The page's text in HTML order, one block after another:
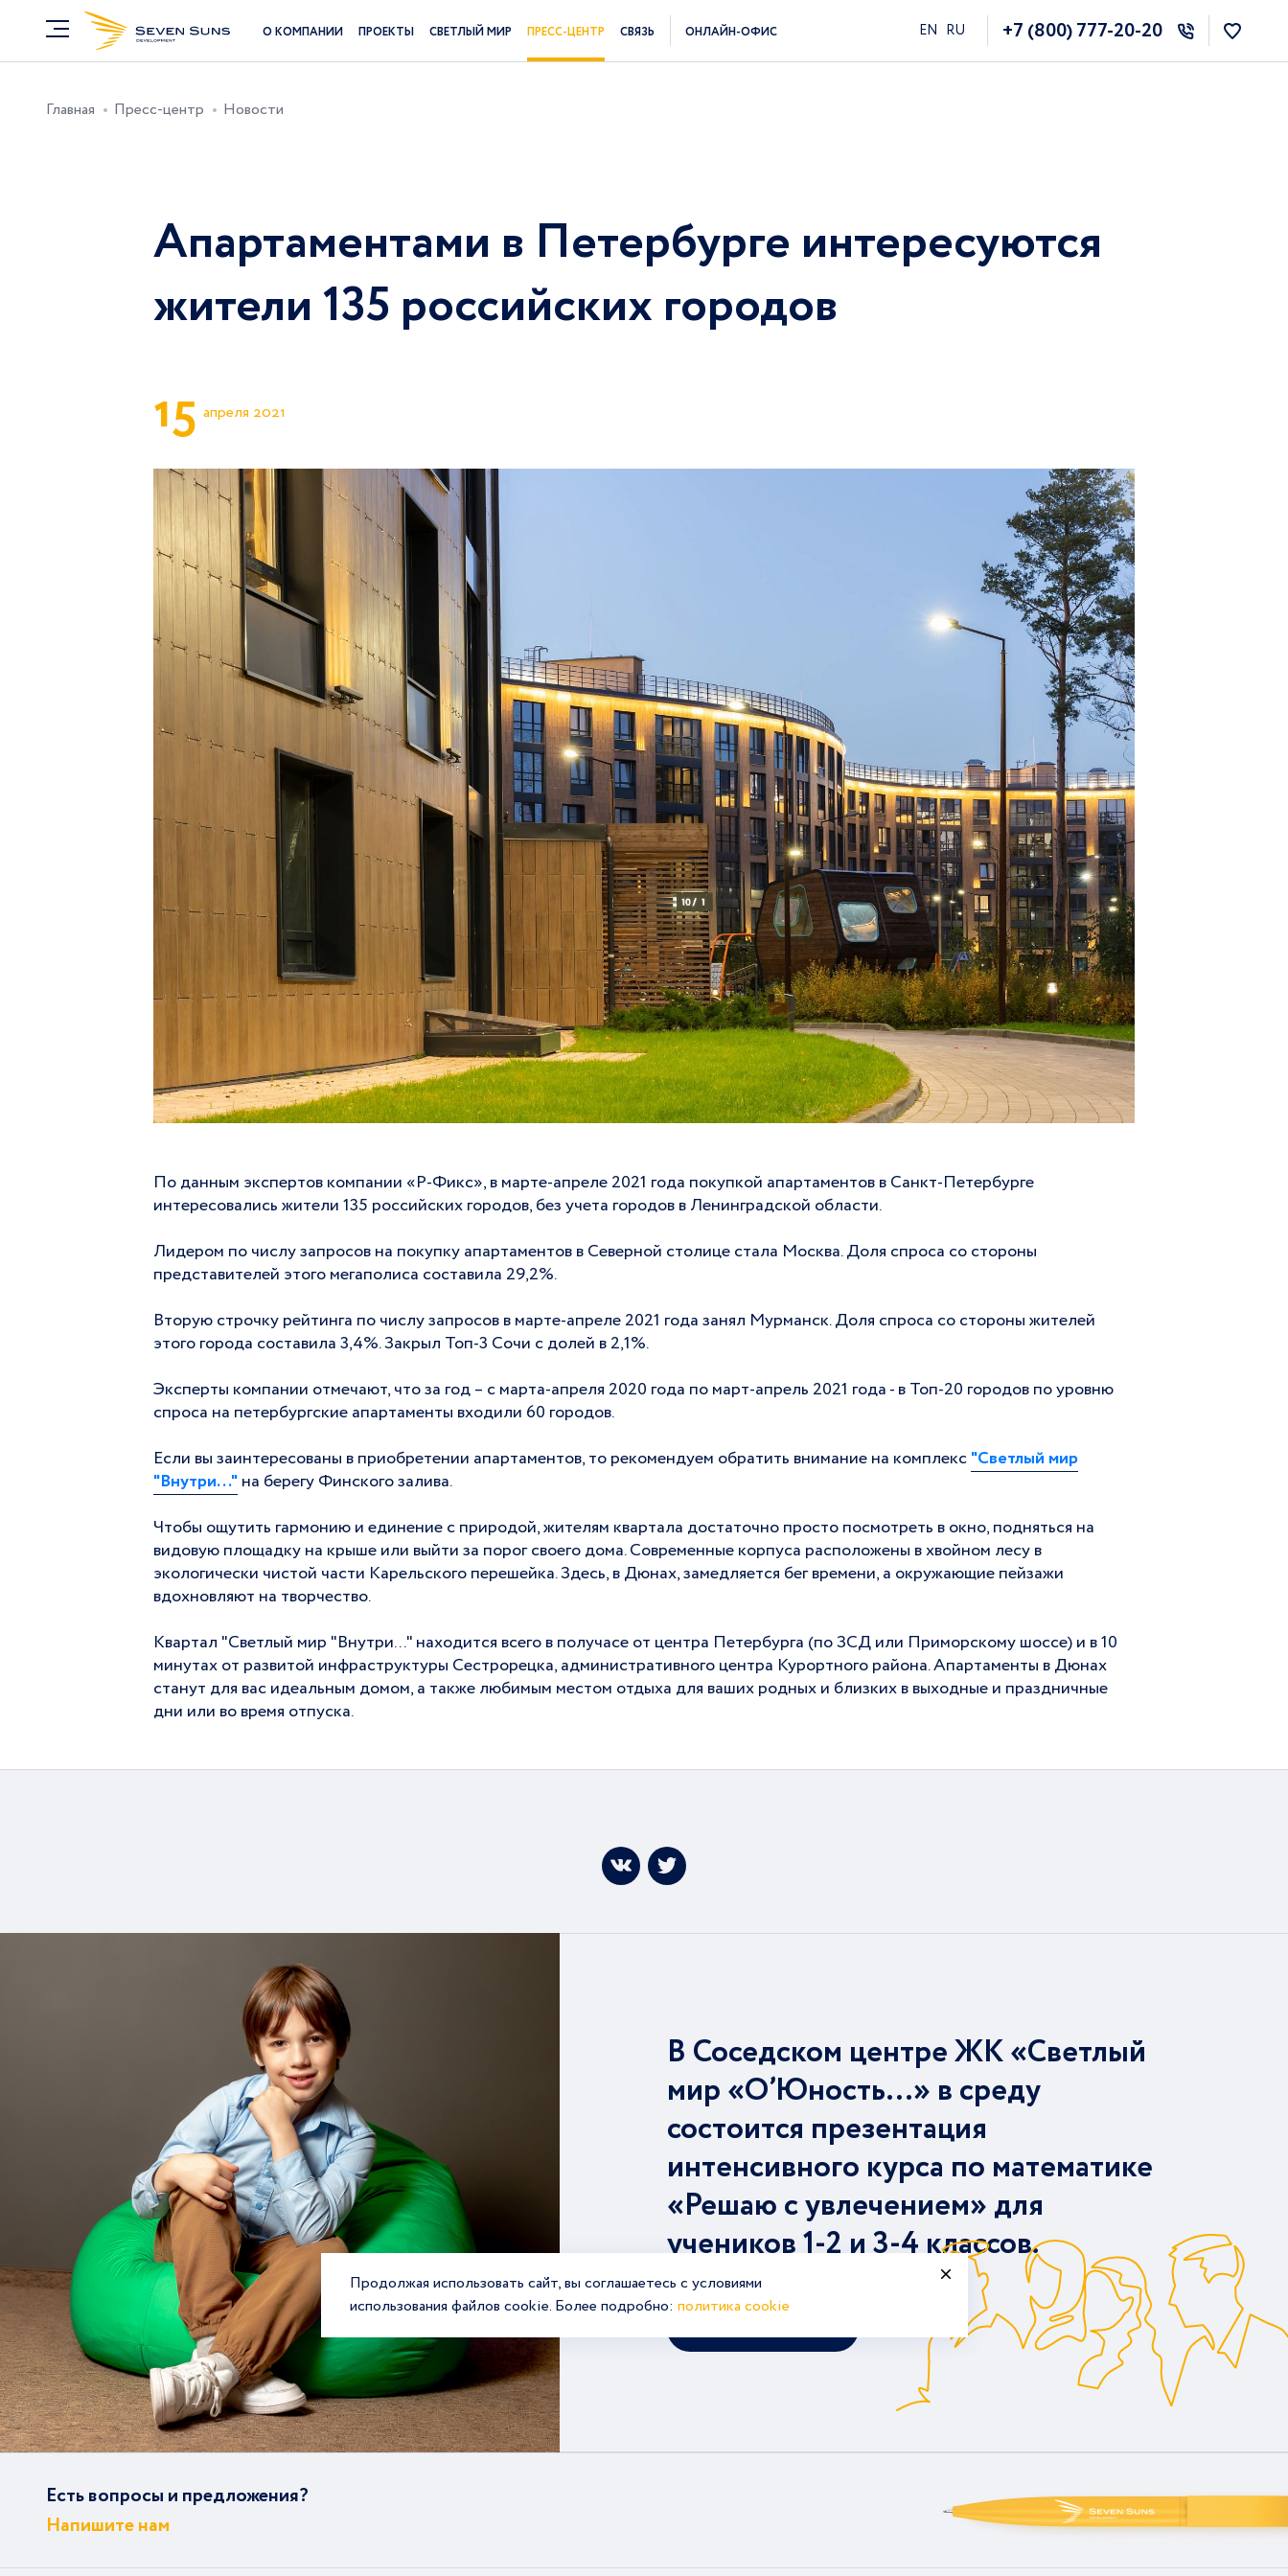
Продолжая использовать сайт, вы соглашаетесь с условиями
использования файлов cookie. Более подробно: политика cookie
О КОМПАНИИ ПРОЕКТЫ СВЕТЛЫЙ МИР ПРЕСС-ЦЕНТР СВЯЗЬ ОНЛАЙН-ОФИС EN RU +7 (800) 777-20-20
Главная Пресс-центр Новости
Апартаментами в Петербурге интересуются
жители 135 российских городов
15 апреля 2021
По данным экспертов компании «Р-Фикс», в марте-апреле 2021 года покупкой апартаментов в Санкт-Петербурге
интересовались жители 135 российских городов, без учета городов в Ленинградской области.
Лидером по числу запросов на покупку апартаментов в Северной столице стала Москва. Доля спроса со стороны
представителей этого мегаполиса составила 29,2%.
Вторую строчку рейтинга по числу запросов в марте-апреле 2021 года занял Мурманск. Доля спроса со стороны жителей
этого города составила 3,4%. Закрыл Топ-3 Сочи с долей в 2,1%.
Эксперты компании отмечают, что за год – с марта-апреля 2020 года по март-апрель 2021 года - в Топ-20 городов по уровню
спроса на петербургские апартаменты входили 60 городов.
Если вы заинтересованы в приобретении апартаментов, то рекомендуем обратить внимание на комплекс"Светлый мир
"Внутри..."на берегу Финского залива.
Чтобы ощутить гармонию и единение с природой, жителям квартала достаточно просто посмотреть в окно, подняться на
видовую площадку на крыше или выйти за порог своего дома. Современные корпуса расположены в хвойном лесу в
экологически чистой части Карельского перешейка. Здесь, в Дюнах, замедляется бег времени, а окружающие пейзажи
вдохновляют на творчество.
Квартал "Светлый мир "Внутри..." находится всего в получасе от центра Петербурга (по ЗСД или Приморскому шоссе) и в 10
минутах от развитой инфраструктуры Сестрорецка, административного центра Курортного района. Апартаменты в Дюнах
станут для вас идеальным домом, а также любимым местом отдыха для ваших родных и близких в выходные и праздничные
дни или во время отпуска.
В Соседском центре ЖК «Светлый
мир «О’Юность…» в среду
состоится презентация
интенсивного курса по математике
«Решаю с увлечением» для
учеников 1-2 и 3-4 классов.
Есть вопросы и предложения?
Напишите нам